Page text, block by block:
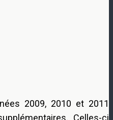
2009, 2010 et 2011
Celles-ci